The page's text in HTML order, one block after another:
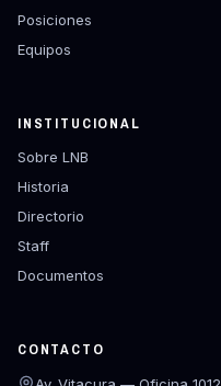
Posiciones
Equipos
INSTITUCIONAL
Sobre LNB
Historia
Directorio
Staff
Documentos
CONTACTO